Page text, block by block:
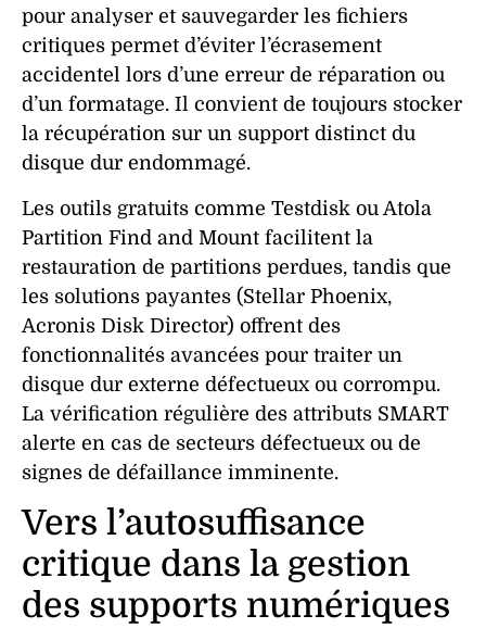
pour analyser et sauvegarder les fichiers
critiques permet d’éviter l’écrasement
accidentel lors d’une erreur de réparation ou
d’un formatage. Il convient de toujours stocker
la récupération sur un support distinct du
disque dur endommagé.
Les outils gratuits comme Testdisk ou Atola
Partition Find and Mount facilitent la
restauration de partitions perdues, tandis que
les solutions payantes (Stellar Phoenix,
Acronis Disk Director) offrent des
fonctionnalités avancées pour traiter un
disque dur externe défectueux ou corrompu.
La vérification régulière des attributs SMART
alerte en cas de secteurs défectueux ou de
signes de défaillance imminente.
Vers l’autosuffisance
critique dans la gestion
des supports numériques